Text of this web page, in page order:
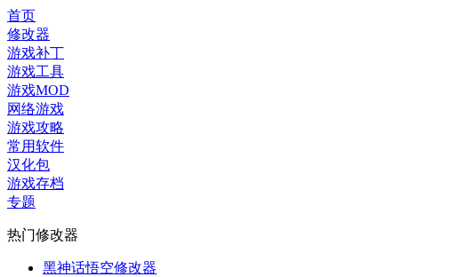
首页
修改器
游戏补丁
游戏工具
游戏MOD
网络游戏
游戏攻略
常用软件
汉化包
游戏存档
专题
热门修改器
黑神话悟空修改器